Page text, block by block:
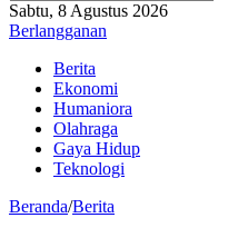
Sabtu, 8 Agustus 2026
Berlangganan
Berita
Ekonomi
Humaniora
Olahraga
Gaya Hidup
Teknologi
Beranda/Berita